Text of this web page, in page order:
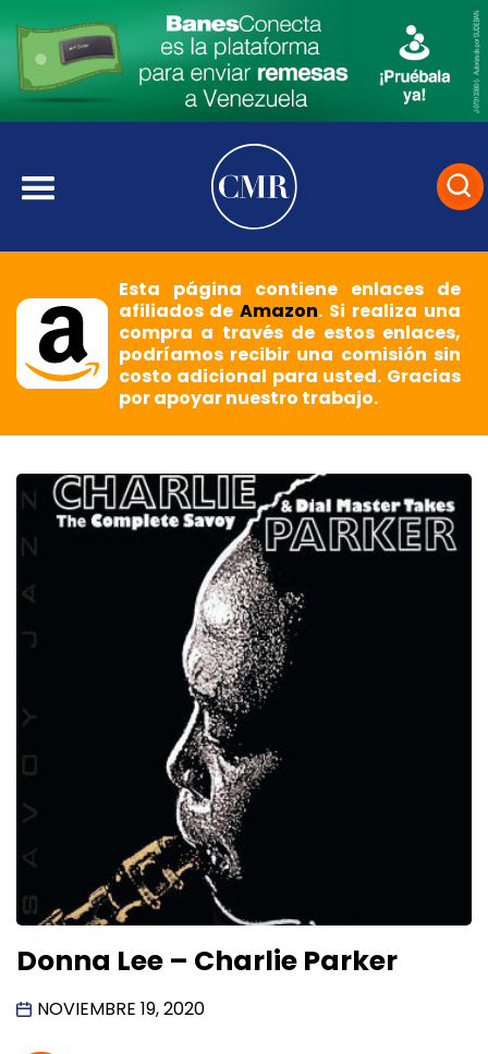
Esta página contiene enlaces de
afiliados deAmazon. Si realiza una
compra a través de estos enlaces,
podríamos recibir una comisión sin
costo adicional para usted. Gracias
por apoyar nuestro trabajo.
Donna Lee – Charlie Parker
NOVIEMBRE 19, 2020